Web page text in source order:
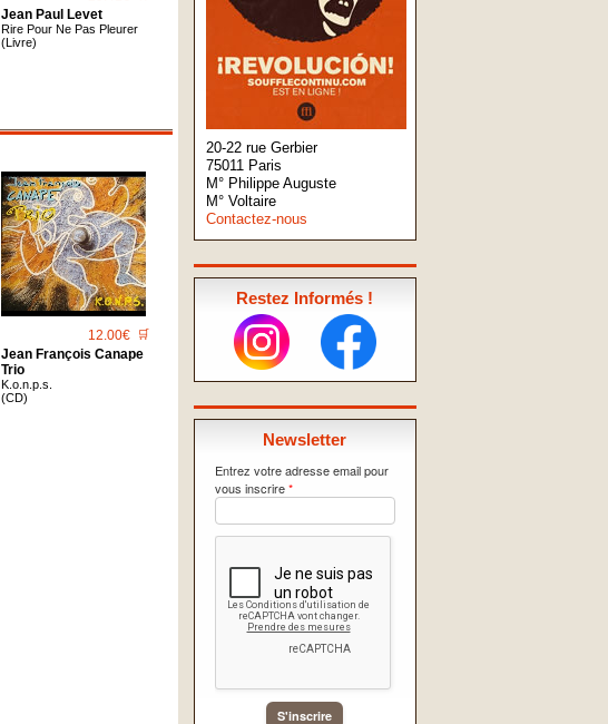
20-22 rue Gerbier
75011 Paris
M° Philippe Auguste
M° Voltaire
Contactez-nous
Restez Informés !
Newsletter
Entrez votre adresse email pour
vous inscrire*
S'inscrire
Jean Paul Levet
Rire Pour Ne Pas Pleurer
(Livre)
12.00€ 🛒
Jean François Canape
Trio
K.o.n.p.s.
(CD)